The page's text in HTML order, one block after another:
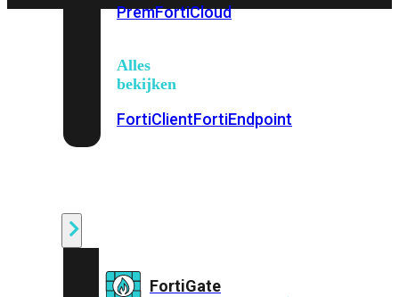
PremFortiCloud
Alles
bekijken
FortiClientFortiEndpoint
FortiGate